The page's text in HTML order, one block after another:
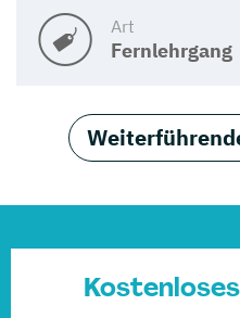
Art
Fernlehrgang